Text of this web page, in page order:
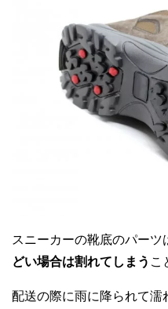
スニーカーの靴底のパーツ
どい場合は割れてしまう こ
配送の際に雨に降られて